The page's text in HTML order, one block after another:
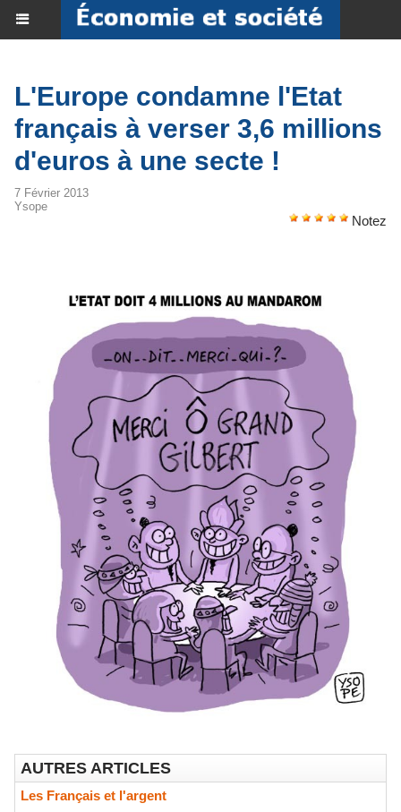
L'Europe condamne l'Etat
français à verser 3,6 millions
d'euros à une secte !
7 Février 2013
Ysope
Notez
AUTRES ARTICLES
Les Français et l'argent